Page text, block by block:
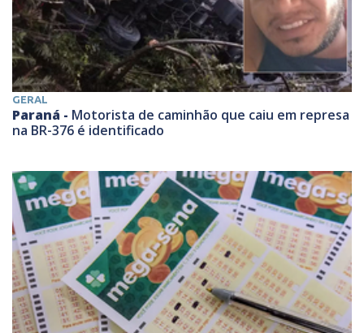
GERAL
Paraná - Motorista de caminhão que caiu em represa
na BR-376 é identificado